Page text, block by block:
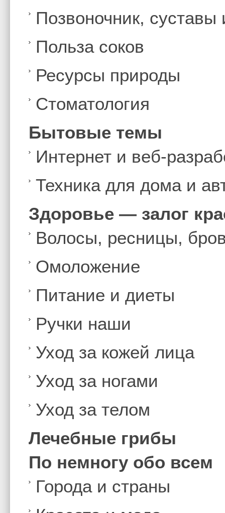
Позвоночник,
Польза соков
Ресурсы природы
Стоматология
Бытовые темы
Интернет и веб-
Техника для дома и
Здоровье — залог
Волосы, ресницы,
Омоложение
Питание и диеты
Ручки наши
Уход за кожей лица
Уход за ногами
Уход за телом
Лечебные грибы
По немногу обо всем
Города и страны